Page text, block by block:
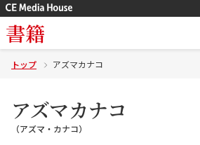
書籍
トップ アズマカナコ
アズマカナコ
（アズマ・カナコ）